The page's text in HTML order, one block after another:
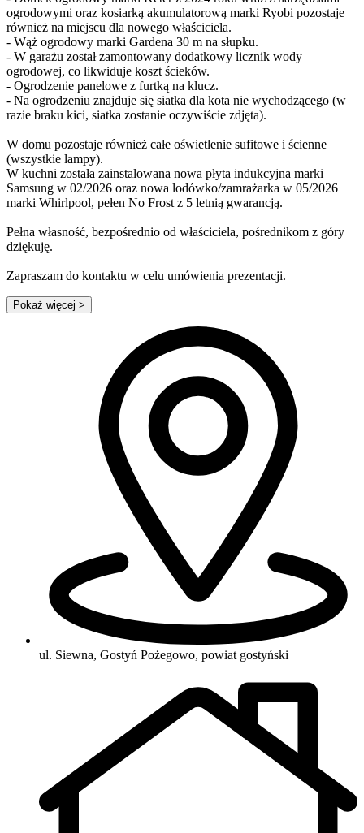
ogrodowymi oraz kosiarką akumulatorową marki Ryobi pozostaje
również na miejscu dla nowego właściciela.
- Wąż ogrodowy marki Gardena 30 m na słupku.
- W garażu został zamontowany dodatkowy licznik wody
ogrodowej, co likwiduje koszt ścieków.
- Ogrodzenie panelowe z furtką na klucz.
- Na ogrodzeniu znajduje się siatka dla kota nie wychodzącego (w
razie braku kici, siatka zostanie oczywiście zdjęta).
W domu pozostaje również całe oświetlenie sufitowe i ścienne
(wszystkie lampy).
W kuchni została zainstalowana nowa płyta indukcyjna marki
Samsung w 02/2026 oraz nowa lodówko/zamrażarka w 05/2026
marki Whirlpool, pełen No Frost z 5 letnią gwarancją.
Pełna własność, bezpośrednio od właściciela, pośrednikom z góry
dziękuję.
Zapraszam do kontaktu w celu umówienia prezentacji.
Pokaż więcej >
ul. Siewna, Gostyń Pożegowo, powiat gostyński